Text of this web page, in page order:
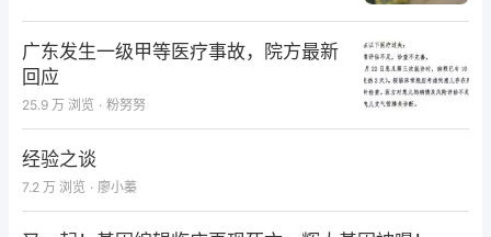
广东发生一级甲等医疗事故，院方最新
回应
25.9 万 浏览 · 粉努努
经验之谈
7.2 万 浏览 · 廖小蓁